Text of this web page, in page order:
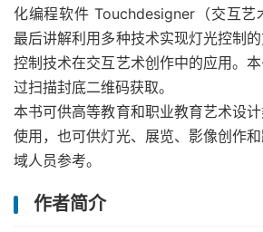
化编程软件 Touchdesigner（交互艺
最后讲解利用多种技术实现灯光控制
控制技术在交互艺术创作中的应用。
过扫描封底二维码获取。
本书可供高等教育和职业教育艺术设
使用，也可供灯光、展览、影像创作
域人员参考。
作者简介